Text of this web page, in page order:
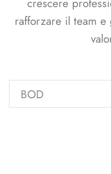
crescere
rafforzare il team